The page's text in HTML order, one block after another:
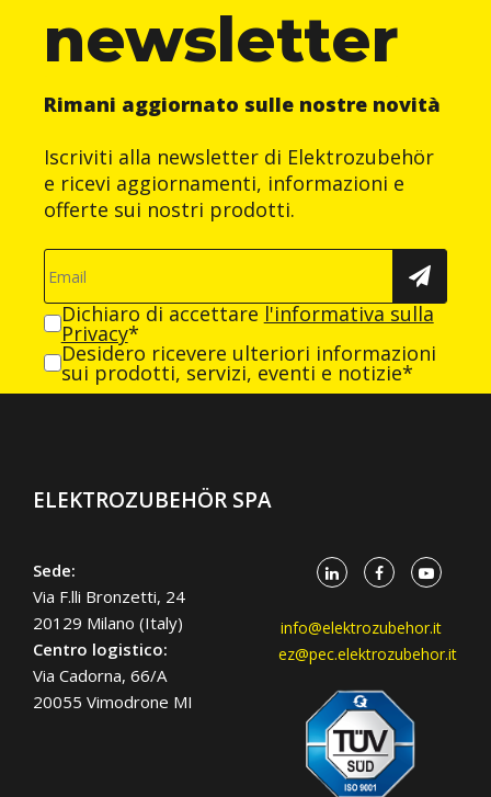
newsletter
Rimani aggiornato sulle nostre novità
Iscriviti alla newsletter di Elektrozubehör
e ricevi aggiornamenti, informazioni e
offerte sui nostri prodotti.
Dichiaro di accettare l'informativa sulla
Privacy*
Desidero ricevere ulteriori informazioni
sui prodotti, servizi, eventi e notizie*
ELEKTROZUBEHÖR SPA
Sede:
Via F.lli Bronzetti, 24
20129 Milano (Italy)
Centro logistico:
Via Cadorna, 66/A
20055 Vimodrone MI
info@elektrozubehor.it
ez@pec.elektrozubehor.it